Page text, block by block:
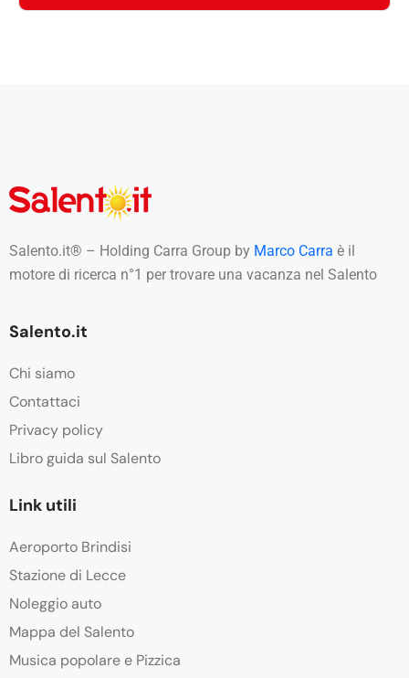
Salento.it® – Holding Carra Group by Marco Carra è il
motore di ricerca n°1 per trovare una vacanza nel Salento
Salento.it
Chi siamo
Contattaci
Privacy policy
Libro guida sul Salento
Link utili
Aeroporto Brindisi
Stazione di Lecce
Noleggio auto
Mappa del Salento
Musica popolare e Pizzica